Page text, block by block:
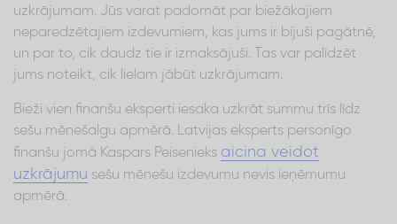
uzkrājumam. Jūs varat padomāt par biežākajiem
neparedzētajiem izdevumiem, kas jums ir bijuši pagātnē,
un par to, cik daudz tie ir izmaksājuši. Tas var palīdzēt
jums noteikt, cik lielam jābūt uzkrājumam.
Bieži vien finanšu eksperti iesaka uzkrāt summu trīs līdz
sešu mēnešalgu apmērā. Latvijas eksperts personīgo
finanšu jomā Kaspars Peisenieks aicina veidot
uzkrājumu sešu mēnešu izdevumu nevis ieņēmumu
apmērā.